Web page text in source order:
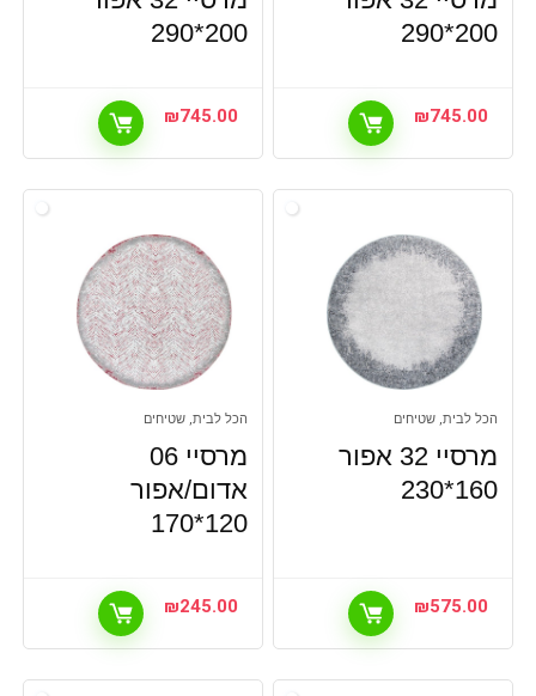
200*290
₪745.00
200*290
₪745.00
הכל לבית, שטיחים
מרסיי 32 אפור
160*230
₪575.00
הכל לבית, שטיחים
מרסיי 06
אדום/אפור
120*170
₪245.00